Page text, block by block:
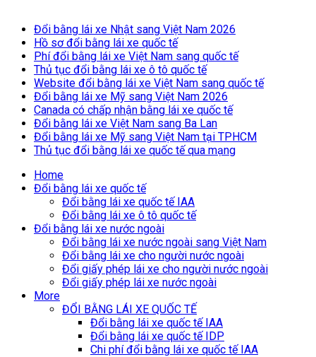
Đổi bằng lái xe Nhật sang Việt Nam 2026
Hồ sơ đổi bằng lái xe quốc tế
Phí đổi bằng lái xe Việt Nam sang quốc tế
Thủ tục đổi bằng lái xe ô tô quốc tế
Website đổi bằng lái xe Việt Nam sang quốc tế
Đổi bằng lái xe Mỹ sang Việt Nam 2026
Canada có chấp nhận bằng lái xe quốc tế
Đổi bằng lái xe Việt Nam sang Ba Lan
Đổi bằng lái xe Mỹ sang Việt Nam tại TPHCM
Thủ tục đổi bằng lái xe quốc tế qua mạng
Home
Đổi bằng lái xe quốc tế
Đổi bằng lái xe quốc tế IAA
Đổi bằng lái xe ô tô quốc tế
Đổi bằng lái xe nước ngoài
Đổi bằng lái xe nước ngoài sang Việt Nam
Đổi bằng lái xe cho người nước ngoài
Đổi giấy phép lái xe cho người nước ngoài
Đổi giấy phép lái xe nước ngoài
More
ĐỔI BẰNG LÁI XE QUỐC TẾ
Đổi bằng lái xe quốc tế IAA
Đổi bằng lái xe quốc tế IDP
Chi phí đổi bằng lái xe quốc tế IAA